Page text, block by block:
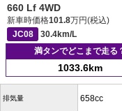
660 Lf 4WD
新車時価格101.8万円(税込)
JC08
30.4km/L
満タンでどこまで走る
1033.6km
排気量 658cc